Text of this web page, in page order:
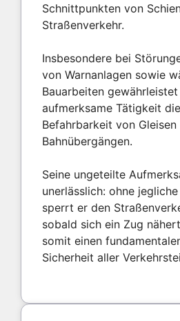
Schnittpunkten von
Straßenverkehr.
Insbesondere bei
von Warnanlagen sowie
Bauarbeiten
aufmerksame Tätigkeit
Befahrbarkeit von Gleisen
Bahnübergängen.
Seine ungeteilte
unerlässlich: ohne
sperrt er den
sobald sich ein Zug
somit einen
Sicherheit aller